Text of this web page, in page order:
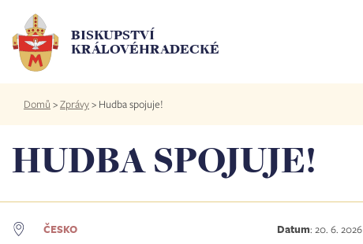
hlavnímu
obsahu
BISKUPSTVÍ
KRÁLOVÉHRADECKÉ
Drobečková
navigace
Domů >Zprávy> Hudba spojuje!
HUDBA SPOJUJE!
ČESKO Datum: 20. 6. 2026